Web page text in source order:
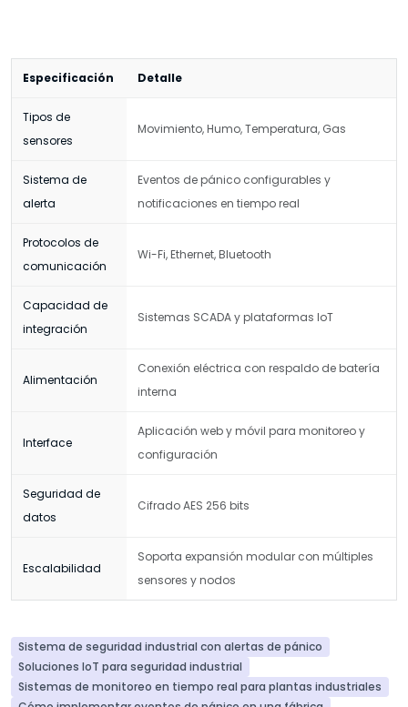
Especificación Detalle
Tipos de
sensores
Movimiento, Humo, Temperatura, Gas
Sistema de
alerta
Eventos de pánico configurables y
notificaciones en tiempo real
Protocolos de
comunicación
Wi-Fi, Ethernet, Bluetooth
Capacidad de
integración
Sistemas SCADA y plataformas IoT
Alimentación
Conexión eléctrica con respaldo de batería
interna
Interface
Aplicación web y móvil para monitoreo y
configuración
Seguridad de
datos
Cifrado AES 256 bits
Escalabilidad
Soporta expansión modular con múltiples
sensores y nodos
Sistema de seguridad industrial con alertas de pánico
Soluciones IoT para seguridad industrial
Sistemas de monitoreo en tiempo real para plantas industriales